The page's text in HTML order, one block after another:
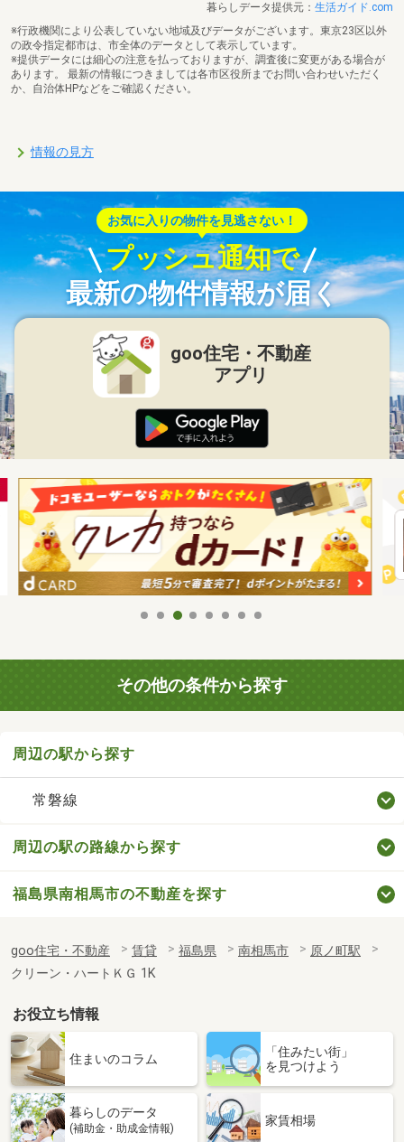
暮らしデータ提供元： 生活ガイド.com
※行政機関により公表していない地域及びデータがございます。東京23区以外
の政令指定都市は、市全体のデータとして表示しています。
※提供データには細心の注意を払っておりますが、調査後に変更がある場合が
あります。 最新の情報につきましては各市区役所までお問い合わせいただく
か、自治体HPなどをご確認ください。
情報の見方
お気に入りの物件を見逃さない！
プッシュ通知で
最新の物件情報が届く
goo住宅・不動産
アプリ
その他の条件から探す
周辺の駅から探す
常磐線
周辺の駅の路線から探す
福島県南相馬市の不動産を探す
goo住宅・不動産 賃貸 福島県 南相馬市
原ノ町駅
クリーン・ハートＫＧ 1K
お役立ち情報
住まいのコラム
「住みたい街」
を見つけよう
暮らしのデータ
(補助金・助成金情報)
家賃相場